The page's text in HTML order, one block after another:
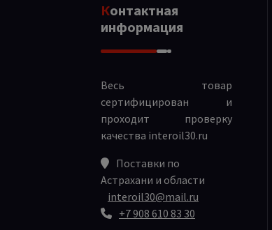
Контактная
информация
Весь товар
сертифицирован и
проходит проверку
качества interoil30.ru
Поставки по
Астрахани и области
interoil30@mail.ru
+7 908 610 83 30